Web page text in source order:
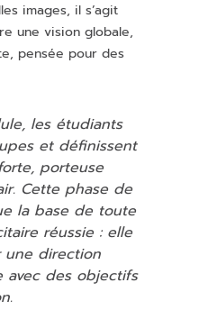
images, il s’agit
une vision globale,
pensée pour des
les étudiants
et définissent
porteuse
Cette phase de
la base de toute
réussie : elle
direction
avec des objectifs